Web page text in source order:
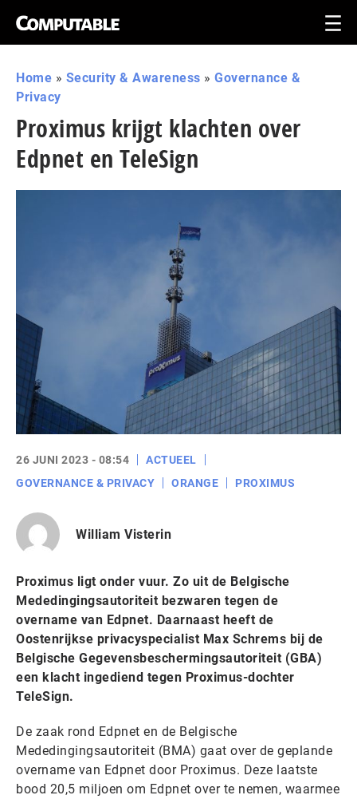
Home » Security & Awareness » Governance &
Privacy
Proximus krijgt klachten over
Edpnet en TeleSign
26 JUNI 2023 - 08:54
ACTUEEL
GOVERNANCE & PRIVACY
ORANGE PROXIMUS
William Visterin
Proximus ligt onder vuur. Zo uit de Belgische
Mededingingsautoriteit bezwaren tegen de
overname van Edpnet. Daarnaast heeft de
Oostenrijkse privacyspecialist Max Schrems bij de
Belgische Gegevensbeschermingsautoriteit (GBA)
een klacht ingediend tegen Proximus-dochter
TeleSign.
De zaak rond Edpnet en de Belgische
Mededingingsautoriteit (BMA) gaat over de geplande
overname van Edpnet door Proximus. Deze laatste
bood 20,5 miljoen om Edpnet over te nemen, waarmee